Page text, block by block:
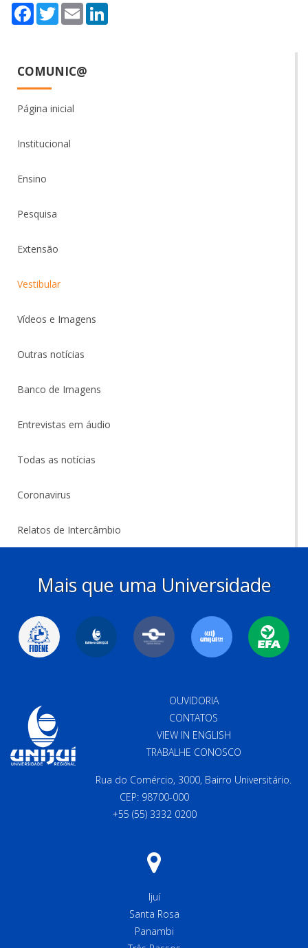
Facebook
TwitterEmail
COMUNIC@
Página inicial
Institucional
Ensino
Pesquisa
Extensão
Vestibular
Vídeos e Imagens
Outras notícias
Banco de Imagens
Entrevistas em áudio
Todas as notícias
Coronavirus
Relatos de Intercâmbio
Mais que uma Universidade
OUVIDORIA
CONTATOS
VIEW IN ENGLISH
TRABALHE CONOSCO
Rua do Comércio, 3000, Bairro Universitário.
CEP: 98700-000
+55 (55) 3332 0200
Ijuí
Santa Rosa
Panambi